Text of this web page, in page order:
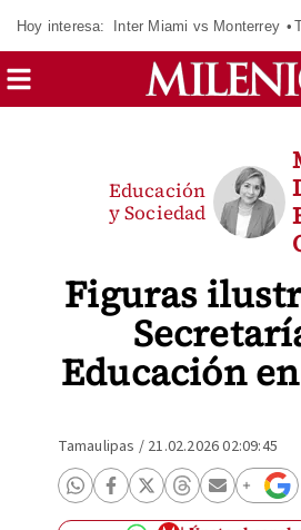
Hoy interesa: Inter Miami vs Monterrey
Figuras
Educación
Educación
y Sociedad
Tamaulipas / 21.02.2026 02:09:45